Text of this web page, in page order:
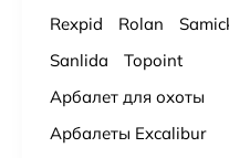
Rexpid
Rolan
Sanlida
Topoint
Арбалет для охоты
Арбалеты Excalibur